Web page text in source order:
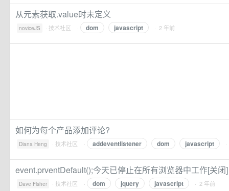
从元素获取.value时未定义
noviceJS · 技术社区 · dom javascript · 2 年前
如何为每个产品添加评论?
Diana Heng · 技术社区 · addeventlistener dom javascript
event.prventDefault();今天已停止在所有浏览器中工作[关闭]
Dave Fisher · 技术社区 · dom jquery javascript · 2 年前